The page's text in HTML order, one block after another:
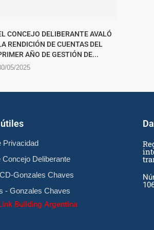
CONCEJO DELIBERANTE AVALÓ
RENDICIÓN DE CUENTAS DEL
AÑO DE GESTIÓN DE...
05/2025
Privacidad
Concejo Deliberante
Gonzales Chaves
- Gonzales Chaves
Link Building Argentina